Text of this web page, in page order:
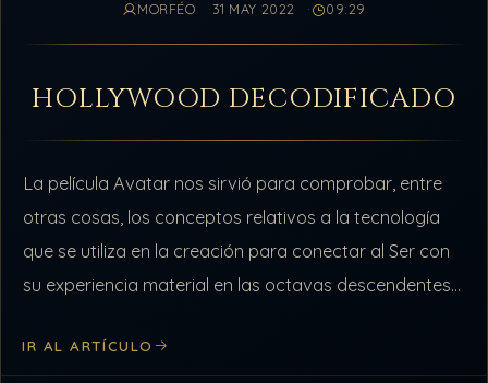
MORFÉO 31 MAY 2022 09:29
HOLLYWOOD DECODIFICADO
La película Avatar nos sirvió para comprobar, entre
otras cosas, los conceptos relativos a la tecnología
que se utiliza en la creación para conectar al Ser con
su experiencia material en las octavas descendentes
IR AL ARTÍCULO